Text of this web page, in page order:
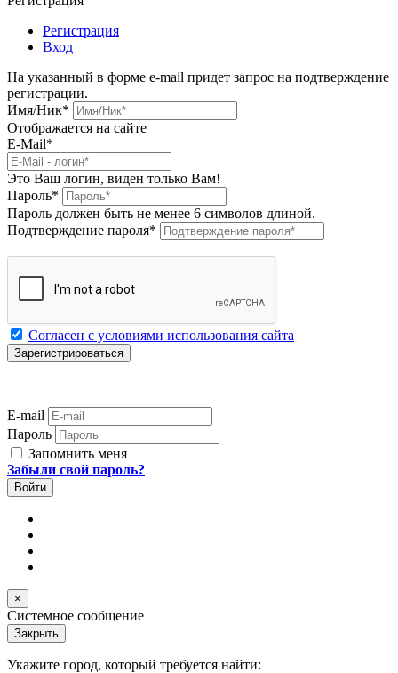
Регистрация
Вход
На указанный в форме e-mail придет запрос на подтверждение
регистрации.
Имя/Ник*
Отображается на сайте
E-Mail*
Это Ваш логин, виден только Вам!
Пароль*
Пароль должен быть не менее 6 символов длиной.
Подтверждение пароля*
Согласен с условиями использования сайта
E-mail
Пароль
Запомнить меня
Забыли свой пароль?
×
Системное сообщение
Закрыть
Укажите город, который требуется найти: